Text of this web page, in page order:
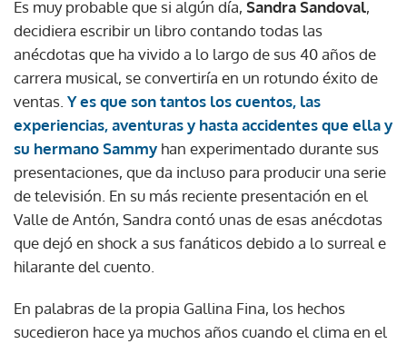
Es muy probable que si algún día, Sandra Sandoval,
decidiera escribir un libro contando todas las
anécdotas que ha vivido a lo largo de sus 40 años de
carrera musical, se convertiría en un rotundo éxito de
ventas. Y es que son tantos los cuentos, las
experiencias, aventuras y hasta accidentes que ella y
su hermano Sammy han experimentado durante sus
presentaciones, que da incluso para producir una serie
de televisión. En su más reciente presentación en el
Valle de Antón, Sandra contó unas de esas anécdotas
que dejó en shock a sus fanáticos debido a lo surreal e
hilarante del cuento.
En palabras de la propia Gallina Fina, los hechos
sucedieron hace ya muchos años cuando el clima en el